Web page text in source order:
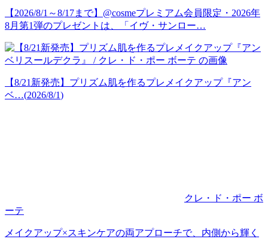
【2026/8/1～8/17まで】@cosmeプレミアム会員限定・2026年
8月第1弾のプレゼントは、「イヴ・サンロー…
【8/21新発売】プリズム肌を作るプレメイクアップ『アン
ベ…(2026/8/1)
クレ・ド・ポー ボ
ーテ
メイクアップ×スキンケアの両アプローチで、内側から輝く